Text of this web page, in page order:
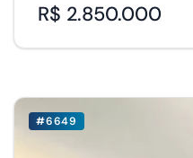
R$ 2.850.000
#6649